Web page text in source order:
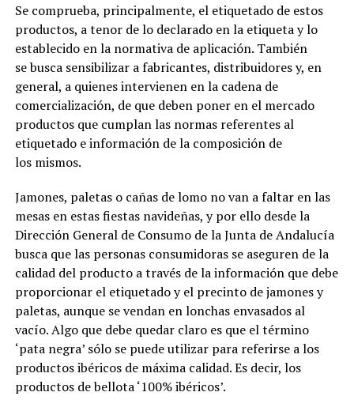
Se comprueba, principalmente, el etiquetado de estos
productos, a tenor de lo declarado en la etiqueta y lo
establecido en la normativa de aplicación. También
se busca sensibilizar a fabricantes, distribuidores y, en
general, a quienes intervienen en la cadena de
comercialización, de que deben poner en el mercado
productos que cumplan las normas referentes al
etiquetado e información de la composición de
los mismos.
Jamones, paletas o cañas de lomo no van a faltar en las
mesas en estas fiestas navideñas, y por ello desde la
Dirección General de Consumo de la Junta de Andalucía
busca que las personas consumidoras se aseguren de la
calidad del producto a través de la información que debe
proporcionar el etiquetado y el precinto de jamones y
paletas, aunque se vendan en lonchas envasados al
vacío. Algo que debe quedar claro es que el término
‘pata negra’ sólo se puede utilizar para referirse a los
productos ibéricos de máxima calidad. Es decir, los
productos de bellota ‘100% ibéricos’.